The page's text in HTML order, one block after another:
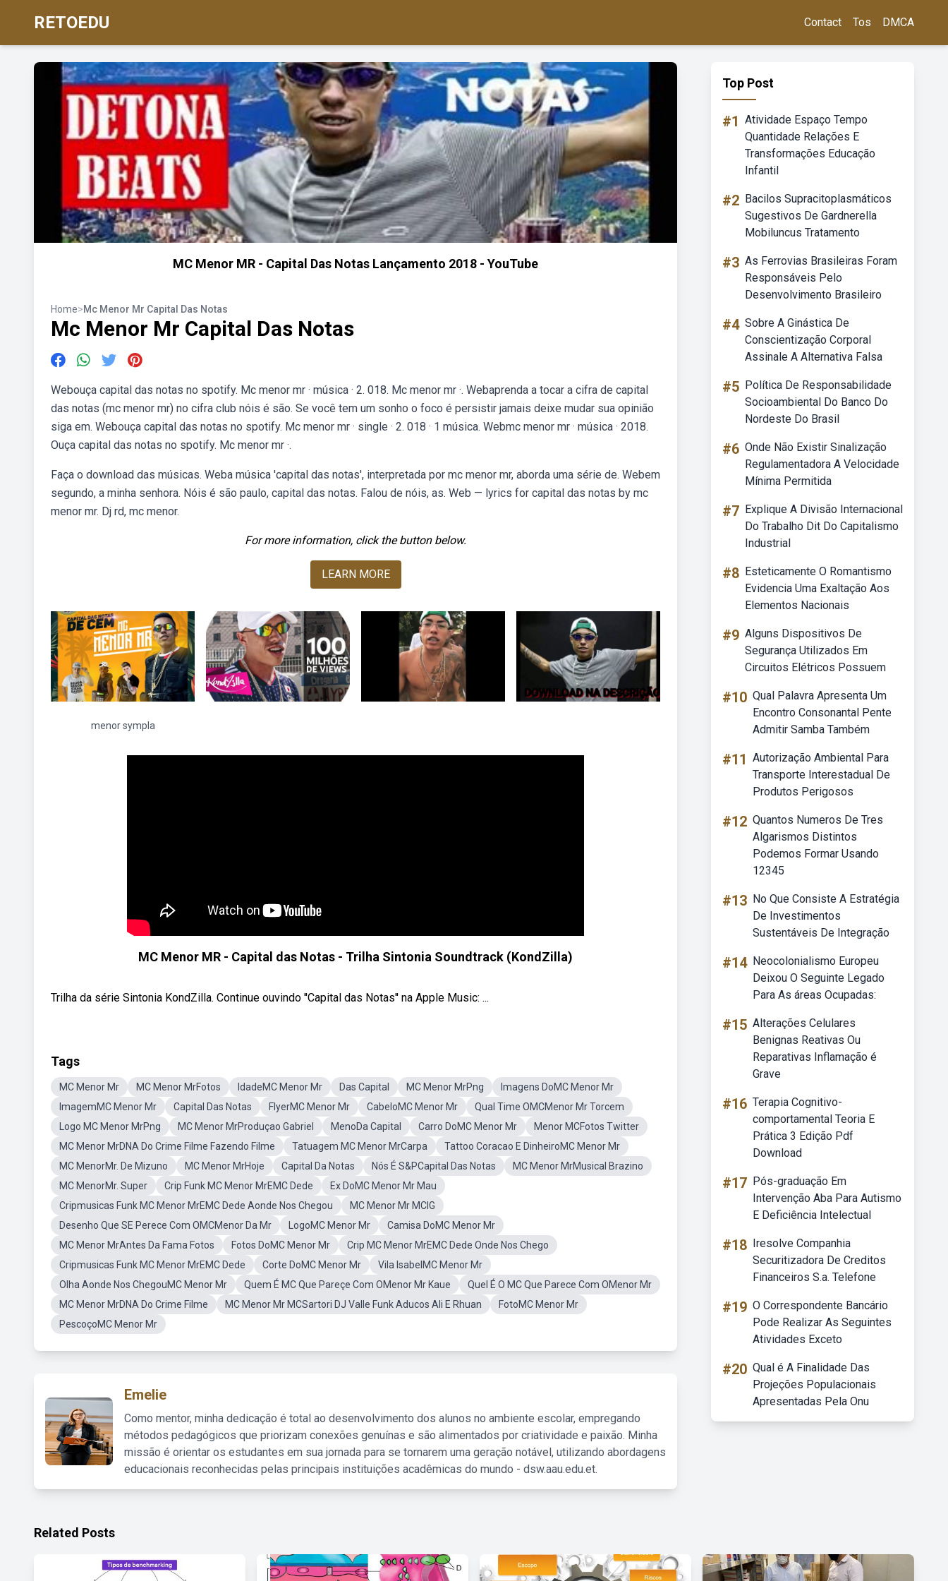
RETOEDU Contact Tos DMCA
MC Menor MR - Capital Das Notas Lançamento 2018 - YouTube
Home>Mc Menor Mr Capital Das Notas
Mc Menor Mr Capital Das Notas
Webouça capital das notas no spotify. Mc menor mr · música · 2. 018. Mc menor mr ·. Webaprenda a tocar a cifra de capital
das notas (mc menor mr) no cifra club nóis é são. Se você tem um sonho o foco é persistir jamais deixe mudar sua opinião
siga em. Webouça capital das notas no spotify. Mc menor mr · single · 2. 018 · 1 música. Webmc menor mr · música · 2018.
Ouça capital das notas no spotify. Mc menor mr ·.
Faça o download das músicas. Weba música 'capital das notas', interpretada por mc menor mr, aborda uma série de. Webem
segundo, a minha senhora. Nóis é são paulo, capital das notas. Falou de nóis, as. Web — lyrics for capital das notas by mc
menor mr. Dj rd, mc menor.
For more information, click the button below.
LEARN MORE
menor sympla
MC Menor MR - Capital das Notas - Trilha Sintonia Soundtrack (KondZilla)
Trilha da série Sintonia KondZilla. Continue ouvindo ''Capital das Notas'' na Apple Music: ...
Tags
MC Menor Mr MC Menor MrFotos IdadeMC Menor Mr Das Capital MC Menor MrPng
Imagens DoMC Menor Mr
ImagemMC Menor Mr
Capital Das Notas FlyerMC Menor Mr CabeloMC Menor Mr
Qual Time OMCMenor Mr Torcem
Logo MC Menor MrPng
MC Menor MrProduçao Gabriel MenoDa Capital Carro DoMC Menor Mr
Menor MCFotos Twitter
MC Menor MrDNA Do Crime Filme Fazendo Filme
Tatuagem MC Menor MrCarpa
Tattoo Coracao E DinheiroMC Menor Mr
MC MenorMr. De Mizuno
MC Menor MrHoje Capital Da Notas Nós É S&PCapital Das Notas
MC Menor MrMusical Brazino
MC MenorMr. Super
Crip Funk MC Menor MrEMC Dede
Ex DoMC Menor Mr Mau
Cripmusicas Funk MC Menor MrEMC Dede Aonde Nos Chegou
MC Menor Mr MCIG
Desenho Que SE Perece Com OMCMenor Da Mr
LogoMC Menor Mr
Camisa DoMC Menor Mr
MC Menor MrAntes Da Fama Fotos
Fotos DoMC Menor Mr
Crip MC Menor MrEMC Dede Onde Nos Chego
Cripmusicas Funk MC Menor MrEMC Dede
Corte DoMC Menor Mr
Vila IsabelMC Menor Mr
Olha Aonde Nos ChegouMC Menor Mr
Quem É MC Que Pareçe Com OMenor Mr Kaue
Quel É O MC Que Parece Com OMenor Mr
MC Menor MrDNA Do Crime Filme
MC Menor Mr MCSartori DJ Valle Funk Aducos Ali E Rhuan
FotoMC Menor Mr
PescoçoMC Menor Mr
Emelie
Como mentor, minha dedicação é total ao desenvolvimento dos alunos no ambiente escolar, empregando
métodos pedagógicos que priorizam conexões genuínas e são alimentados por criatividade e paixão. Minha
missão é orientar os estudantes em sua jornada para se tornarem uma geração notável, utilizando abordagens
educacionais reconhecidas pelas principais instituições acadêmicas do mundo - dsw.aau.edu.et.
Top Post
#1 Atividade Espaço Tempo
Quantidade Relações E
Transformações Educação
Infantil
#2 Bacilos Supracitoplasmáticos
Sugestivos De Gardnerella
Mobiluncus Tratamento
#3 As Ferrovias Brasileiras Foram
Responsáveis Pelo
Desenvolvimento Brasileiro
#4 Sobre A Ginástica De
Conscientização Corporal
Assinale A Alternativa Falsa
#5 Política De Responsabilidade
Socioambiental Do Banco Do
Nordeste Do Brasil
#6 Onde Não Existir Sinalização
Regulamentadora A Velocidade
Mínima Permitida
#7 Explique A Divisão Internacional
Do Trabalho Dit Do Capitalismo
Industrial
#8 Esteticamente O Romantismo
Evidencia Uma Exaltação Aos
Elementos Nacionais
#9 Alguns Dispositivos De
Segurança Utilizados Em
Circuitos Elétricos Possuem
#10 Qual Palavra Apresenta Um
Encontro Consonantal Pente
Admitir Samba Também
#11 Autorização Ambiental Para
Transporte Interestadual De
Produtos Perigosos
#12 Quantos Numeros De Tres
Algarismos Distintos
Podemos Formar Usando
12345
#13 No Que Consiste A Estratégia
De Investimentos
Sustentáveis De Integração
#14 Neocolonialismo Europeu
Deixou O Seguinte Legado
Para As áreas Ocupadas:
#15 Alterações Celulares
Benignas Reativas Ou
Reparativas Inflamação é
Grave
#16 Terapia Cognitivo-
comportamental Teoria E
Prática 3 Edição Pdf
Download
#17 Pós-graduação Em
Intervenção Aba Para Autismo
E Deficiência Intelectual
#18 Iresolve Companhia
Securitizadora De Creditos
Financeiros S.a. Telefone
#19 O Correspondente Bancário
Pode Realizar As Seguintes
Atividades Exceto
#20 Qual é A Finalidade Das
Projeções Populacionais
Apresentadas Pela Onu
Related Posts